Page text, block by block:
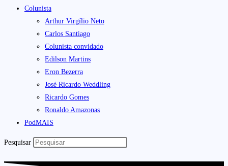
Colunista
Arthur Virgílio Neto
Carlos Santiago
Colunista convidado
Edilson Martins
Eron Bezerra
José Ricardo Weddling
Ricardo Gomes
Ronaldo Amazonas
PodMAIS
Pesquisar